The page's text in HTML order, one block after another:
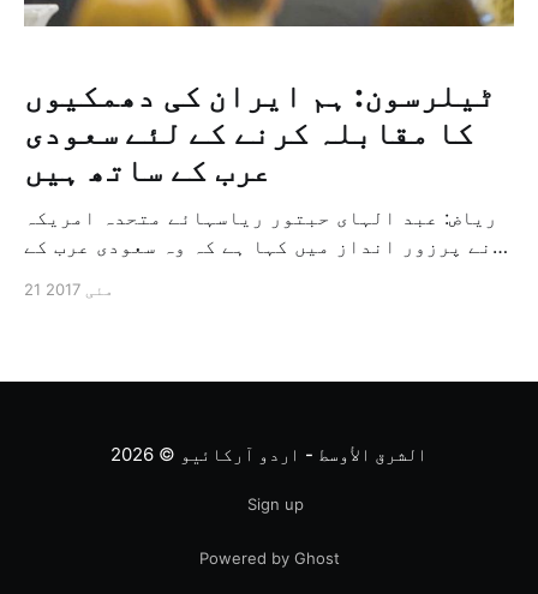
ٹیلرسون: ہم ایران کی دھمکیوں
کا مقابلہ کرنے کے لئے سعودی
عرب کے ساتھ ہیں
ریاض: عبد الہای حبتور ریاسہائے متحدہ امریکہ
نے پرزور انداز میں کہا ہے کہ وہ سعودی عرب کے
تعاون کر رہا ہے۔ اسی طرح ایران جو دہشت پسندی
21 مئی 2017
الشرق الأوسط - اردو آرکائیو © 2026
Sign up
Powered by Ghost